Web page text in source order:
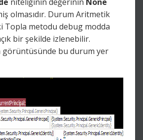
olmasıdır. Durum Aritmetik
Topla metodu debug modda
bir şekilde izlenebilir.
görüntüsünde bu durum yer